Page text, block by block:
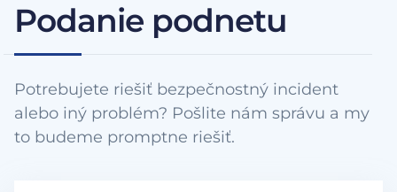
Podanie podnetu
Potrebujete riešiť bezpečnostný incident
alebo iný problém? Pošlite nám správu a my
to budeme promptne riešiť.